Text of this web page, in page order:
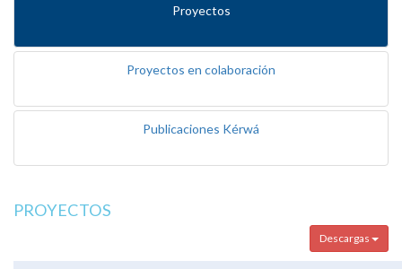
Proyectos
Proyectos en colaboración
Publicaciones Kérwá
PROYECTOS
Descargas